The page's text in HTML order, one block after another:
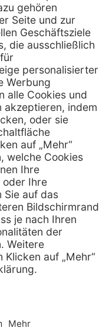
GmbH
7
43 66
Hilfe
FAQs
Kontakt
Lob & Kritik
Rechtliches
AGB
Impressum
Datenschutz